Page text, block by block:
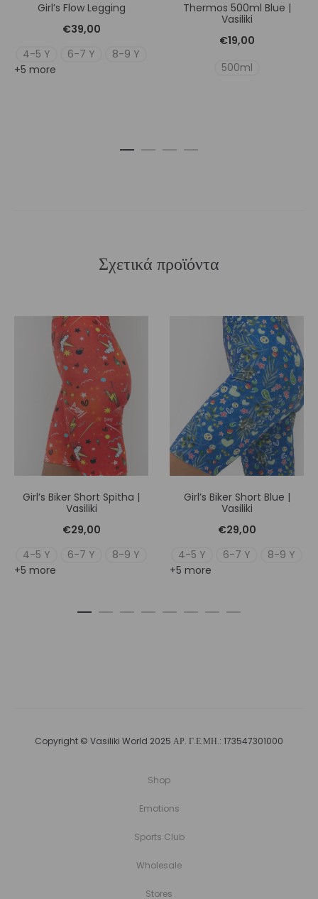
Girl’s Flow Legging
€39,00
4-5 Y
6-7 Y
8-9 Y
+5 more
Thermos 500ml Blue |
Vasiliki
€19,00
500ml
Σχετικά προϊόντα
Girl’s Biker Short Spitha |
Vasiliki
€29,00
4-5 Y
6-7 Y
8-9 Y
+5 more
Girl’s Biker Short Blue |
Vasiliki
€29,00
4-5 Y
6-7 Y
8-9 Y
+5 more
Copyright © Vasiliki World 2025 ΑΡ. Γ.Ε.ΜΗ.: 173547301000
Shop
Emotions
Sports Club
Wholesale
Stores